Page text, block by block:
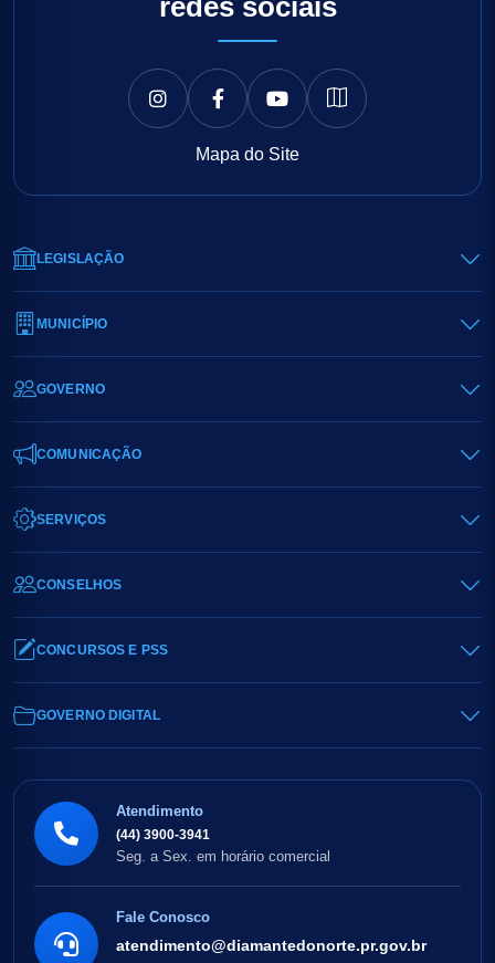
redes sociais
Mapa do Site
LEGISLAÇÃO
MUNICÍPIO
GOVERNO
COMUNICAÇÃO
SERVIÇOS
CONSELHOS
CONCURSOS E PSS
GOVERNO DIGITAL
Atendimento
(44) 3900-3941
Seg. a Sex. em horário comercial
Fale Conosco
atendimento@diamantedonorte.pr.gov.br